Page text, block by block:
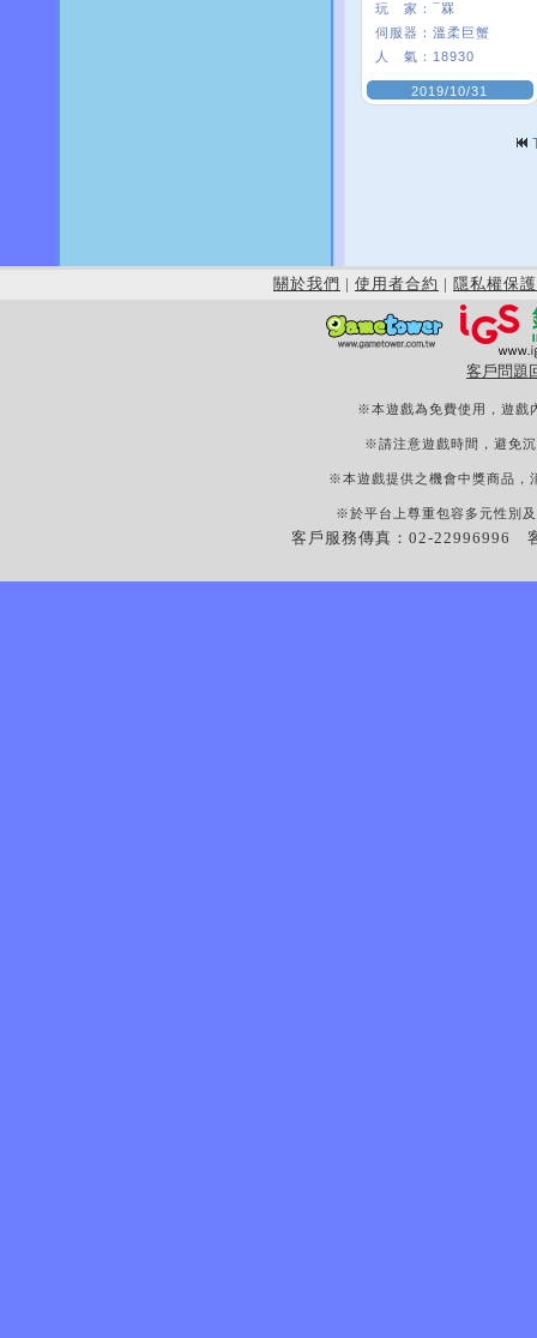
玩 家： ¯罧
伺服器： 溫柔巨蟹
人 氣： 18930
2019/10/31
關於我們 | 使用者合約 | 隱私權保護
客戶問題
※本遊戲為免費使用，遊戲
※請注意遊戲時間，避免
※本遊戲提供之機會中獎商品，
※於平台上尊重包容多元性別
客戶服務傳真：02-22996996